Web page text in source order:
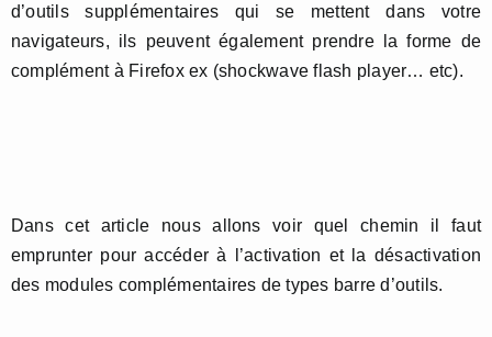
d’outils supplémentaires qui se mettent dans votre
navigateurs, ils peuvent également prendre la forme de
complément à Firefox ex (shockwave flash player… etc).
Dans cet article nous allons voir quel chemin il faut
emprunter pour accéder à l’activation et la désactivation
des modules complémentaires de types barre d’outils.